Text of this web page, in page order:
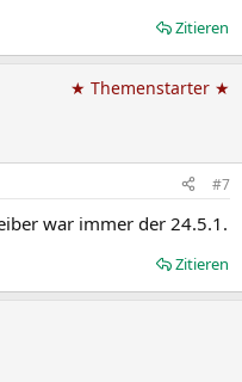
Zitieren
★ Themenstarter ★
#7
war immer der 24.5.1.
Zitieren